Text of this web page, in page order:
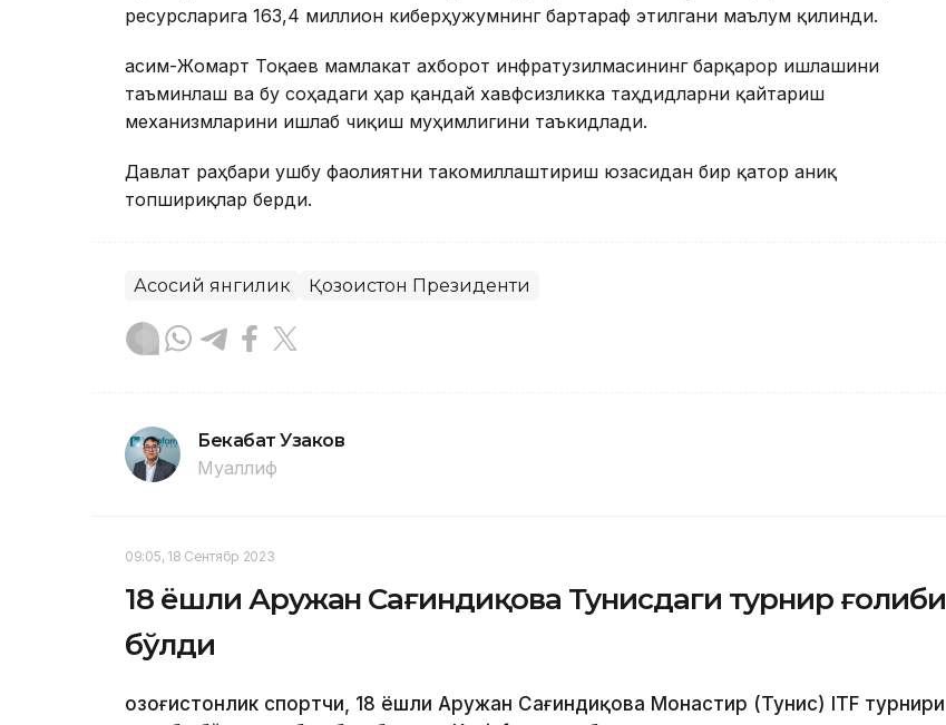
ресурсларига 163,4 миллион киберҳужумнинг бартараф этилгани маълум қилинди.
Қасим-Жомарт Тоқаев мамлакат ахборот инфратузилмасининг барқарор ишлашини
таъминлаш ва бу соҳадаги ҳар қандай хавфсизликка таҳдидларни қайтариш
механизмларини ишлаб чиқиш муҳимлигини таъкидлади.
Давлат раҳбари ушбу фаолиятни такомиллаштириш юзасидан бир қатор аниқ
топшириқлар берди.
Асосий янгилик Қозоғистон Президенти
Бекабат Узаков
Муаллиф
09:05, 18 Сентябр 2023
18 ёшли Аружан Сағиндиқова Тунисдаги турнир ғолиби
бўлди
Қозоғистонлик спортчи, 18 ёшли Аружан Сағиндиқова Монастир (Тунис) ITF турнири